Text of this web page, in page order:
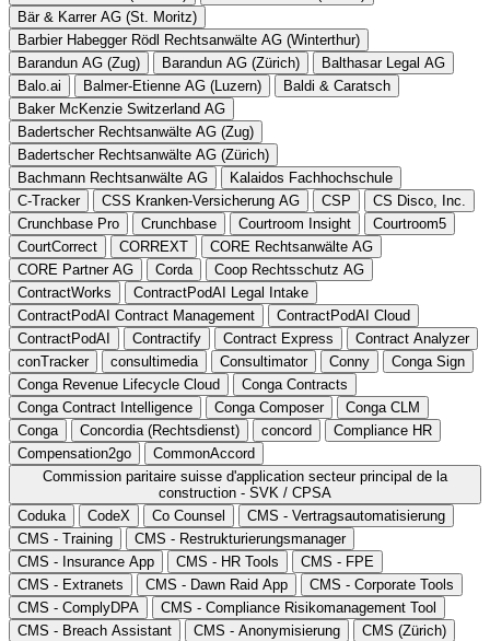
Bär & Karrer AG (St. Moritz)
Barbier Habegger Rödl Rechtsanwälte AG (Winterthur)
Barandun AG (Zug)
Barandun AG (Zürich)
Balthasar Legal AG
Balo.ai
Balmer-Etienne AG (Luzern)
Baldi & Caratsch
Baker McKenzie Switzerland AG
Badertscher Rechtsanwälte AG (Zug)
Badertscher Rechtsanwälte AG (Zürich)
Bachmann Rechtsanwälte AG
Kalaidos Fachhochschule
C-Tracker
CSS Kranken-Versicherung AG CSP
CS Disco, Inc.
Crunchbase Pro
Crunchbase Courtroom Insight
Courtroom5
CourtCorrect
CORREXT
CORE Rechtsanwälte AG
CORE Partner AG
Corda
Coop Rechtsschutz AG
ContractWorks
ContractPodAI Legal Intake
ContractPodAI Contract Management
ContractPodAI Cloud
ContractPodAI
Contractify Contract Express
Contract Analyzer
conTracker
consultimedia Consultimator Conny
Conga Sign
Conga Revenue Lifecycle Cloud
Conga Contracts
Conga Contract Intelligence
Conga Composer
Conga CLM
Conga
Concordia (Rechtsdienst) concord
Compliance HR
Compensation2go
CommonAccord
Commission paritaire suisse d'application secteur principal de la
construction - SVK / CPSA
Coduka
CodeX Co Counsel
CMS - Vertragsautomatisierung
CMS - Training
CMS - Restrukturierungsmanager
CMS - Insurance App
CMS - HR Tools
CMS - FPE
CMS - Extranets
CMS - Dawn Raid App
CMS - Corporate Tools
CMS - ComplyDPA
CMS - Compliance Risikomanagement Tool
CMS - Breach Assistant
CMS - Anonymisierung
CMS (Zürich)